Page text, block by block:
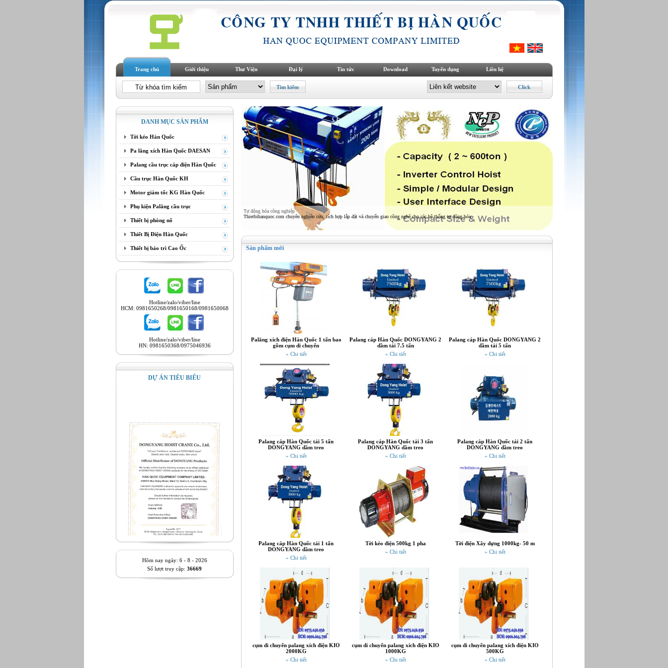
Trang chủ Giới thiệu Thư Viện Đại lý Tin tức Download Tuyển dụng Liên hệ
DANH MỤC SẢN PHẨM
Tời kéo Hàn Quốc
Pa lăng xích Hàn Quốc DAESAN
Palang cầu trục cáp điện Hàn Quốc
Cầu trục Hàn Quốc KH
Motor giảm tốc KG Hàn Quốc
Phụ kiện Palăng cầu trục
Thiết bị phòng nổ
Thiết Bị Điện Hàn Quốc
Thiết bị bảo trì Cao Ốc
Hotline/zalo/viber/line
HCM: 0981650268/0981650168/0981650068
Hotline/zalo/viber/line
HN: 0981650368/0975046936
DỰ ÁN TIÊU BIỂU
Hôm nay ngày: 6 - 8 - 2026
Số lượt truy cập: 36669
Tự động hóa công nghiệp
Thietbihanquoc.com chuyên nghiên cứu, tích hợp lắp đặt và chuyển giao công nghệ cho các hệ thống tự động hóa
Sản phẩm mới
Palăng xích điện Hàn Quốc 1 tấn bao
gồm cụm di chuyển
» Chi tiết
Palang cáp Hàn Quốc DONGYANG 2
dầm tải 7.5 tấn
» Chi tiết
Palang cáp Hàn Quốc DONGYANG 2
dầm tải 5 tấn
» Chi tiết
Palang cáp Hàn Quốc tải 5 tấn
DONGYANG dầm treo
» Chi tiết
Palang cáp Hàn Quốc tải 3 tấn
DONGYANG dầm treo
» Chi tiết
Palang cáp Hàn Quốc tải 2 tấn
DONGYANG dầm treo
» Chi tiết
Palang cáp Hàn Quốc tải 1 tấn
DONGYANG dầm treo
» Chi tiết
Tời kéo điện 500kg 1 pha
» Chi tiết
Tời điện Xây dựng 1000kg- 50 m
» Chi tiết
cụm di chuyển palang xích điện KIO
2000KG
» Chi tiết
cụm di chuyển palang xích điện KIO
1000KG
» Chi tiết
cụm di chuyển palang xích điện KIO
500KG
» Chi tiết